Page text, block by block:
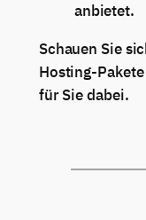
anbietet.
Schauen Sie
Hosting-
für Sie dabei.